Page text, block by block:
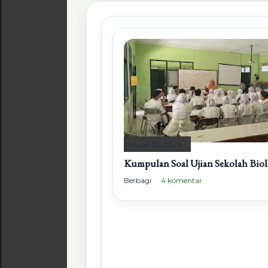
Januari 25, 2024
Kumpulan Soal Ujian Sekolah
Berbagi 4 komentar